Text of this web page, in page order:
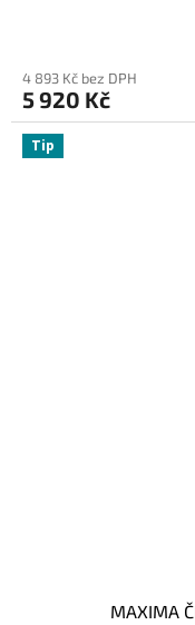
4 893 Kč bez DPH
5 920 Kč
Tip
MAXIMA